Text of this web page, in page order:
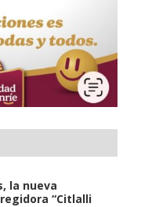
la nueva
“Citlalli